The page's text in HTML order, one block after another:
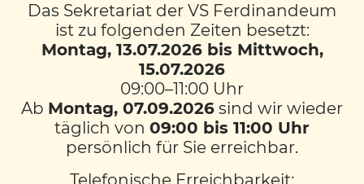
Am 24. Juni 2024 machten sich über 240
Schülerinnen und Schüler der Volksschule
Ferdinandeum auf den Weg und
erklommen den Schlossberg. Nach einem
grandiosen Konzert auf den Kasematten,
wo sich die Klassen selbst die
musikalischen Highlights des Jahres
Das Sekretariat der VS Ferdinandeum
ist zu folgenden Zeiten besetzt:
Montag, 13.07.2026 bis Mittwoch,
15.07.2026
09:00–11:00 Uhr
Ab Montag, 07.09.2026 sind wir wieder
täglich von 09:00 bis 11:00 Uhr
persönlich für Sie erreichbar.
Telefonische Erreichbarkeit: